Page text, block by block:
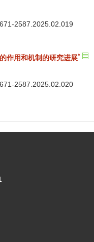
2587.2025.02.019
作用和机制的研究进展*
2587.2025.02.020